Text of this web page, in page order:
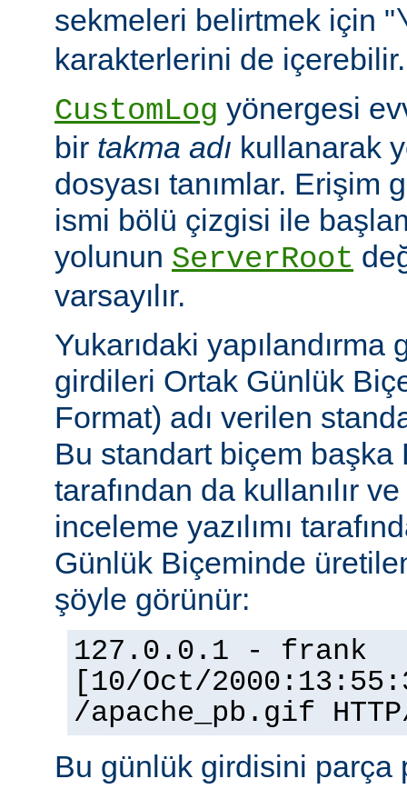
sekmeleri belirtmek için "
karakterlerini de içerebilir.
CustomLog yönergesi
bir takma adı kullanarak
dosyası tanımlar. Erişim
ismi bölü çizgisi ile
yolunun ServerRoot
varsayılır.
Yukarıdaki yapılandırma
girdileri Ortak Günlük
Format) adı verilen
Bu standart biçem başka
tarafından da kullanılır
inceleme yazılımı
Günlük Biçeminde
şöyle görünür:
127.0.0.1 - frank
[10/Oct/
/apache_pb.gif
Bu günlük girdisini parça